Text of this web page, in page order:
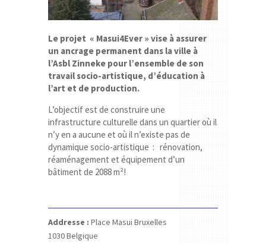
Le projet « Masui4Ever » vise à assurer
un ancrage permanent dans la ville à
l’Asbl Zinneke pour l’ensemble de son
travail socio-artistique, d’éducation à
l’art et de production.
L’objectif est de construire une
infrastructure culturelle dans un quartier où il
n’y en a aucune et où il n’existe pas de
dynamique socio-artistique : rénovation,
réaménagement et équipement d’un
bâtiment de 2088 m²!
Addresse : Place Masui Bruxelles
1030Belgique